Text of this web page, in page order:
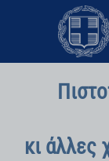
Skip to main
κι άλλες